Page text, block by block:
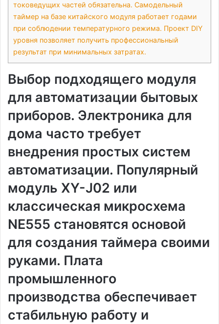
токоведущих частей обязательна. Самодельный
таймер на базе китайского модуля работает годами
при соблюдении температурного режима. Проект DIY
уровня позволяет получить профессиональный
результат при минимальных затратах.
Выбор подходящего модуля
для автоматизации бытовых
приборов. Электроника для
дома часто требует
внедрения простых систем
автоматизации. Популярный
модуль XY-J02 или
классическая микросхема
NE555 становятся основой
для создания таймера своими
руками. Плата
промышленного
производства обеспечивает
стабильную работу и